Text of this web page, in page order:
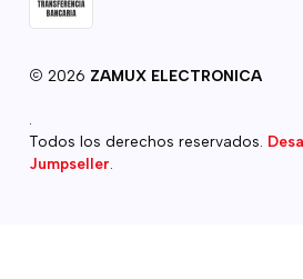
2026 ZAMUX ELECTRONICA
Todos los derechos reservados.
Jumpseller